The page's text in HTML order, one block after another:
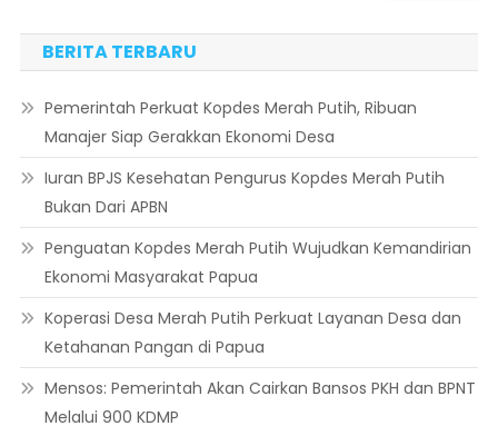
BERITA TERBARU
Pemerintah Perkuat Kopdes Merah Putih, Ribuan
Manajer Siap Gerakkan Ekonomi Desa
Iuran BPJS Kesehatan Pengurus Kopdes Merah Putih
Bukan Dari APBN
Penguatan Kopdes Merah Putih Wujudkan Kemandirian
Ekonomi Masyarakat Papua
Koperasi Desa Merah Putih Perkuat Layanan Desa dan
Ketahanan Pangan di Papua
Mensos: Pemerintah Akan Cairkan Bansos PKH dan BPNT
Melalui 900 KDMP